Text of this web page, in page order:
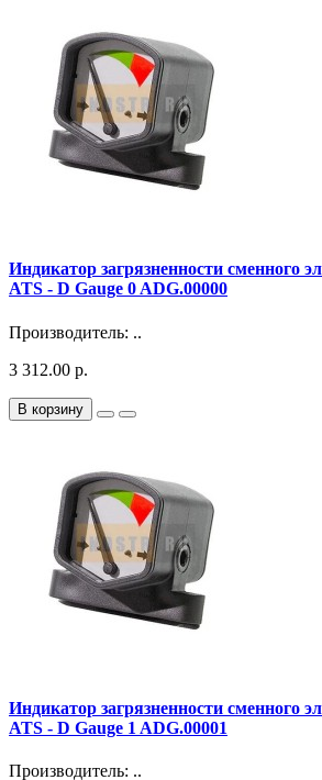
Индикатор загрязненности сменного
ATS - D Gauge 0 ADG.00000
Производитель: ..
3 312.00 р.
В корзину
Индикатор загрязненности сменного
ATS - D Gauge 1 ADG.00001
Производитель: ..